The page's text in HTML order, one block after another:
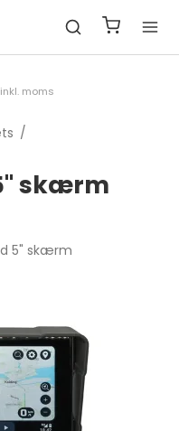
moms
/
skærm
5" skærm